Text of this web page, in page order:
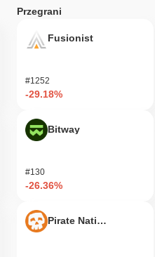
Przegrani
Fusionist
#1252
-29.18%
Bitway
#130
-26.36%
Pirate Nation Token